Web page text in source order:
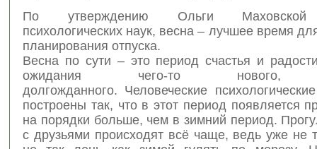
По утверждению Ольги Маховской
психологических наук, весна – лучшее время
планирования отпуска.
Весна по сути – это период счастья и
ожидания чего-то нового,
долгожданного. Человеческие
построены так, что в этот период появляется
на порядки больше, чем в зимний период.
с друзьями происходят всё чаще, ведь уже не